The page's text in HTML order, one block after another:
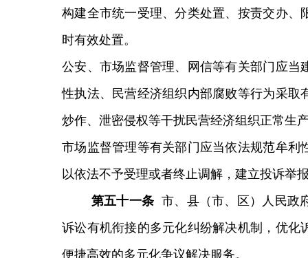
构建全市统一受理、分类处置、按责交办
时有效处置。
公安、市场监督管理、网信等有关部门应
性执法、民营经济组织内部腐败等行为采
炒作、泄密侵权等干扰民营经济组织正常生
市场监督管理等有关部门应当依法规范牟
以依法不予受理或者终止调解，建立投诉举
第五十一条 市、县（市、区）人民政
诉讼有机衔接的多元化纠纷解决机制，优
便捷高效的多元化争议解决服务。